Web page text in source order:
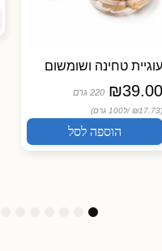
עוגיית טחינה ושומשום
₪39.00 220 גרם
(₪17.73 / ל100 גרם)
הוספה לסל